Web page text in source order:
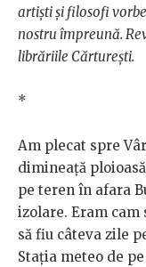
artiști și filosofi
nostru împreună.
librăriile Cărturești.
*
Am plecat spre
dimineață
pe teren în afara
izolare. Eram cam
să fiu câteva zile
Stația meteo de